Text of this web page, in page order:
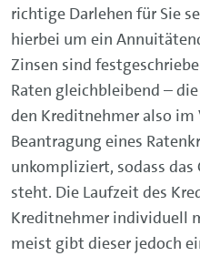
richtige Darlehen für Sie
hierbei um ein
Zinsen sind
Raten gleichbleibend –
den Kreditnehmer also
Beantragung eines
unkompliziert, sodass
steht. Die Laufzeit des
Kreditnehmer individuell
meist gibt dieser jedoch